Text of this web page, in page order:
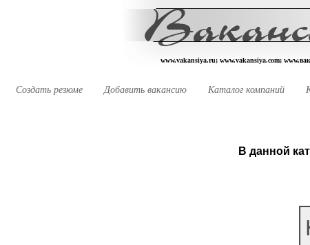
www.vakansiya.ru; www.vakansiya.com;
Создать резюме Добавить вакансию Каталог компаний
В данной